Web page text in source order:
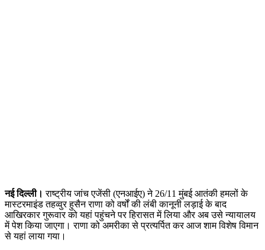
नई दिल्ली। राष्ट्रीय जांच एजेंसी (एनआईए) ने 26/11 मुंबई आतंकी हमलों के
मास्टरमाइंड तहव्वुर हुसैन राणा को वर्षों की लंबी कानूनी लड़ाई के बाद
आखिरकार गुरूवार को यहां पहुंचने पर हिरासत में लिया और अब उसे न्यायालय
में पेश किया जाएगा। राणा को अमरीका से प्रत्यर्पित कर आज शाम विशेष विमान
से यहां लाया गया।